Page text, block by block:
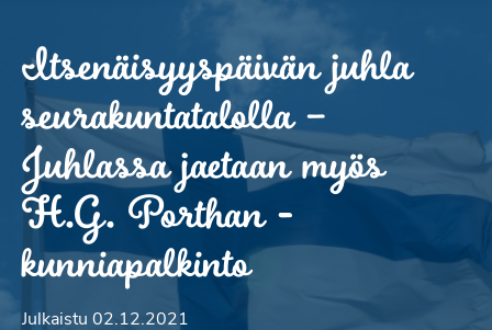
Itsenäisyyspäivän juhla
seurakuntatalolla –
Juhlassa jaetaan myös
H.G. Porthan -
kunniapalkinto
Julkaistu 02.12.2021